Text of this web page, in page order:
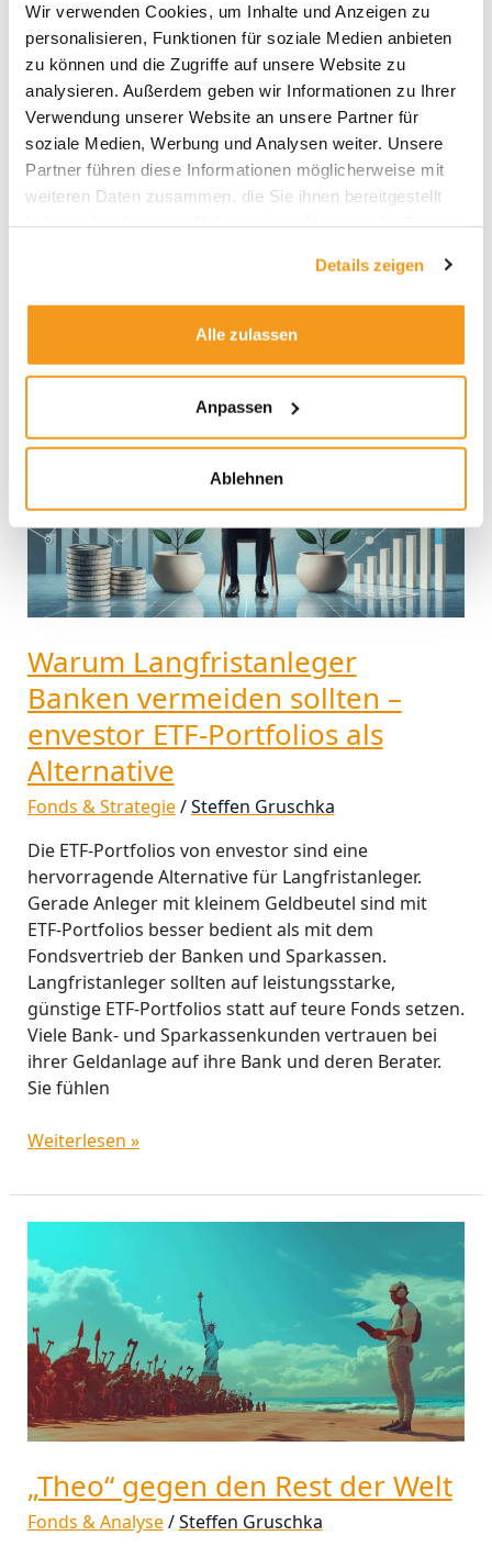
Wir verwenden Cookies, um Inhalte und Anzeigen zu
personalisieren, Funktionen für soziale Medien anbieten
zu können und die Zugriffe auf unsere Website zu
analysieren. Außerdem geben wir Informationen zu Ihrer
Verwendung unserer Website an unsere Partner für
soziale Medien, Werbung und Analysen weiter. Unsere
Partner führen diese Informationen möglicherweise mit
weiteren Daten zusammen, die Sie ihnen bereitgestellt
Details zeigen
Alle zulassen
Anpassen
Ablehnen
geopolitische Dynamik im Nahen Osten verändert.
Während Syrien selbst keine unmittelbare Relevanz
für die Kapitalmärkte hat, entstehen für
angrenzende Länder und deren Märkte
interessante Investitionsmöglichkeiten. Unser
optimistisches Szenario für den Nahen Osten.
Besonders die Türkei, Ägypten, Saudi-Arabien und
Israel könnten wirtschaftlich von dieser Entwicklung
profitieren. Dieser Artikel beleuchtet
Warum Langfristanleger
Banken vermeiden sollten –
envestor ETF-Portfolios als
Alternative
Fonds & Strategie/Steffen Gruschka
Die ETF-Portfolios von envestor sind eine
hervorragende Alternative für Langfristanleger.
Gerade Anleger mit kleinem Geldbeutel sind mit
ETF-Portfolios besser bedient als mit dem
Fondsvertrieb der Banken und Sparkassen.
Langfristanleger sollten auf leistungsstarke,
günstige ETF-Portfolios statt auf teure Fonds setzen.
Viele Bank- und Sparkassenkunden vertrauen bei
ihrer Geldanlage auf ihre Bank und deren Berater.
Sie fühlen
Warum
Banken
vermeiden
–
envestor
ETF-
Portfolios
als
Weiterlesen »
„Theo“ gegen den Rest der Welt
Fonds & Analyse/Steffen Gruschka
gegen
den
Rest
der
Welt